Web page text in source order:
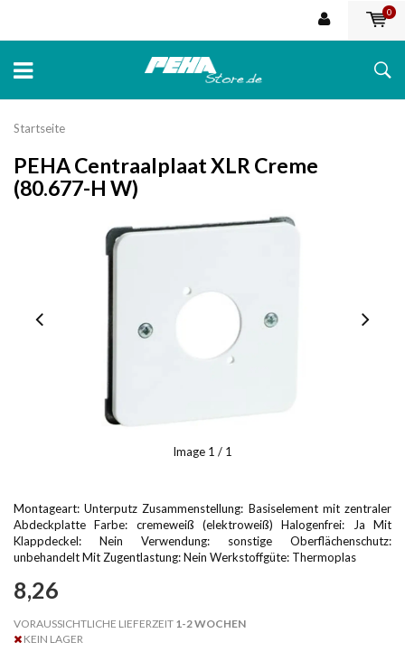
0
Startseite
PEHA Centraalplaat XLR Creme
(80.677-H W)
Image 1 / 1
Montageart: Unterputz Zusammenstellung: Basiselement mit zentraler
Abdeckplatte Farbe: cremeweiß (elektroweiß) Halogenfrei: Ja Mit
Klappdeckel: Nein Verwendung: sonstige Oberflächenschutz:
unbehandelt Mit Zugentlastung: Nein Werkstoffgüte: Thermoplas
8,26
VORAUSSICHTLICHE LIEFERZEIT 1-2 WOCHEN
KEIN LAGER